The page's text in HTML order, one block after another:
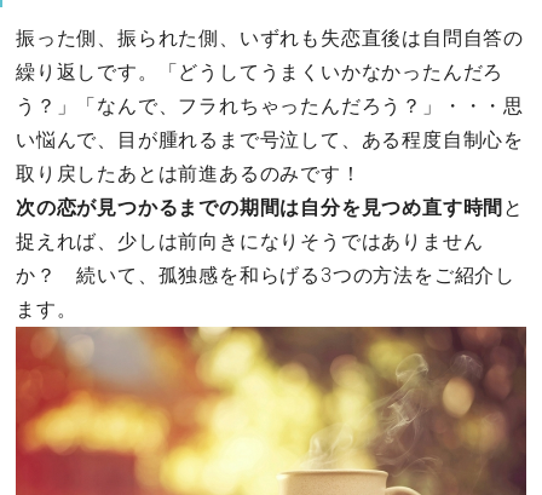
振った側、振られた側、いずれも失恋直後は自問自答の
繰り返しです。「どうしてうまくいかなかったんだろ
う？」「なんで、フラれちゃったんだろう？」・・・思
い悩んで、目が腫れるまで号泣して、ある程度自制心を
取り戻したあとは前進あるのみです！
次の恋が見つかるまでの期間は自分を見つめ直す時間 と
捉えれば、少しは前向きになりそうではありません
か？ 続いて、孤独感を和らげる3つの方法をご紹介し
ます。